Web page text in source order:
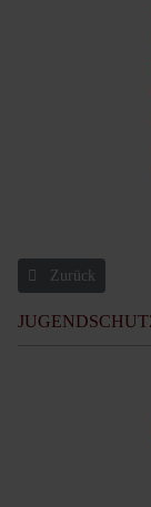
Vorheriger Beitrag:
Zurück